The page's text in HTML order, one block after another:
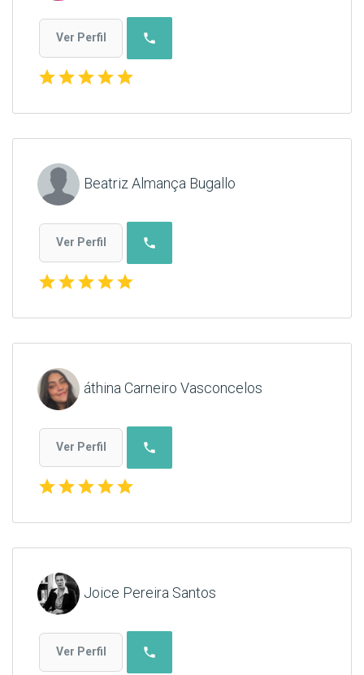
Ver Perfil phone
starstarstarstarstar
Beatriz Almança Bugallo
Ver Perfil phone
starstarstarstarstar
áthina Carneiro Vasconcelos
Ver Perfil phone
starstarstarstarstar
Joice Pereira Santos
Ver Perfil phone